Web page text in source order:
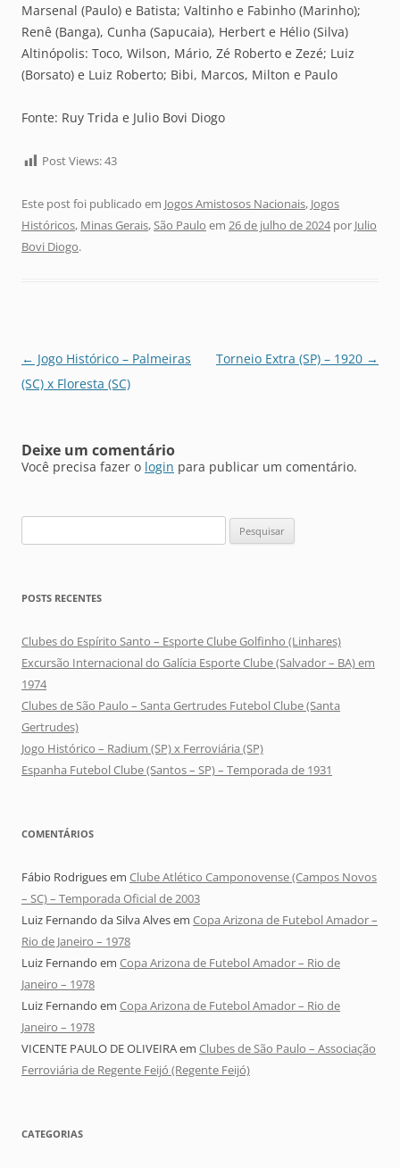
Marsenal (Paulo) e Batista; Valtinho e Fabinho (Marinho);
Renê (Banga), Cunha (Sapucaia), Herbert e Hélio (Silva)
Altinópolis: Toco, Wilson, Mário, Zé Roberto e Zezé; Luiz
(Borsato) e Luiz Roberto; Bibi, Marcos, Milton e Paulo
Fonte: Ruy Trida e Julio Bovi Diogo
Post Views:43
Este post foi publicado em Jogos Amistosos Nacionais, Jogos
Históricos, Minas Gerais,São Paulo em 26 de julho de 2024por Julio
Bovi Diogo.
Navegação
de
← Jogo Histórico – Palmeiras
(SC) x Floresta (SC)
Torneio Extra (SP) – 1920 →
Deixe um comentário
Você precisa fazer o login para publicar um comentário.
por:
POSTS RECENTES
Clubes do Espírito Santo – Esporte Clube Golfinho (Linhares)
Excursão Internacional do Galícia Esporte Clube (Salvador – BA) em
1974
Clubes de São Paulo – Santa Gertrudes Futebol Clube (Santa
Gertrudes)
Jogo Histórico – Radium (SP) x Ferroviária (SP)
Espanha Futebol Clube (Santos – SP) – Temporada de 1931
COMENTÁRIOS
Fábio Rodriguesem Clube Atlético Camponovense (Campos Novos
– SC) – Temporada Oficial de 2003
Luiz Fernando da Silva Alvesem Copa Arizona de Futebol Amador –
Rio de Janeiro – 1978
Luiz Fernando em Copa Arizona de Futebol Amador – Rio de
Janeiro – 1978
Luiz Fernando em Copa Arizona de Futebol Amador – Rio de
Janeiro – 1978
VICENTE PAULO DE OLIVEIRAem Clubes de São Paulo – Associação
Ferroviária de Regente Feijó (Regente Feijó)
CATEGORIAS